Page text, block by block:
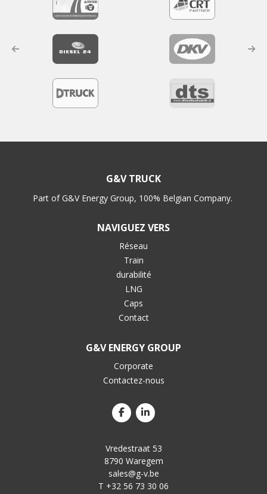
Précédent
G&V TRUCK
Part of G&V Energy Group, 100% Belgian Company.
NAVIGUEZ VERS
Réseau
Train
durabilité
LNG
Caps
Contact
G&V ENERGY GROUP
Corporate
Contactez-nous
Vredestraat 53
8790 Waregem
sales@g-v.be
T +32 56 73 30 06